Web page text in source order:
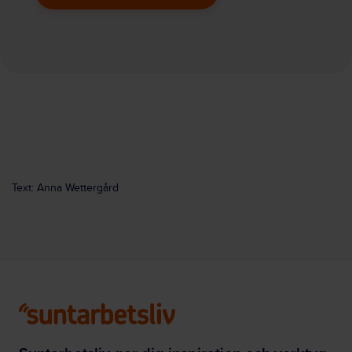
Text: Anna Wettergård